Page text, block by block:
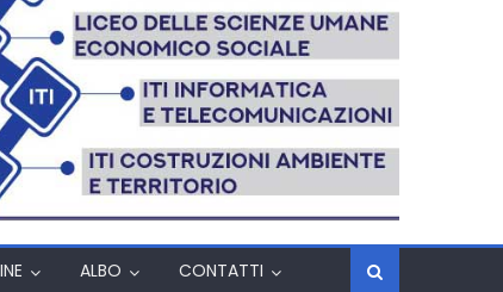
ALBO CONTATTI